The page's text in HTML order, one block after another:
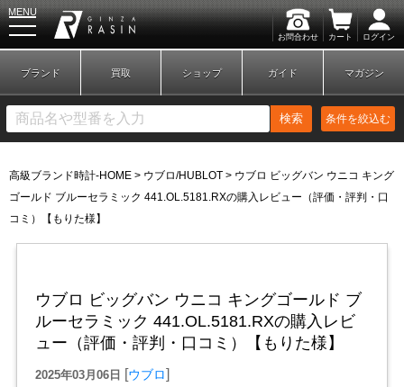
お問合わせ カート ログイン
MENU
新規会員登録 ログイン
ブランド 買取 ショップ ガイド マガジン
検索 条件を絞込む
高級ブランド時計-HOME > ウブロ/HUBLOT > ウブロ ビッグバン ウニコ キング
ゴールド ブルーセラミック 441.OL.5181.RXの購入レビュー（評価・評判・口
コミ）【もりた様】
ウブロ ビッグバン ウニコ キングゴールド ブ
ルーセラミック 441.OL.5181.RXの購入レビ
ュー（評価・評判・口コミ）【もりた様】
2025年03月06日 [ウブロ]